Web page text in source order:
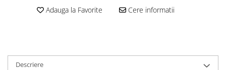
Colier / Pandantiv
Adauga la Favorite Cere informatii
Descriere